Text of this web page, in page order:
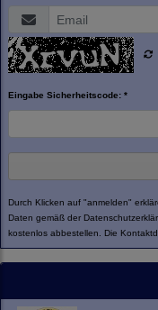
Eingabe Sicherheitscode: *
Durch Klicken auf "anmelden"
Daten gemäß der
kostenlos abbestellen. Die